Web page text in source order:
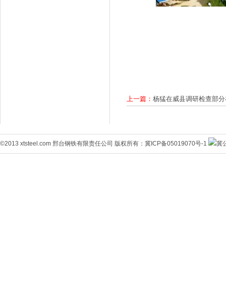
上一篇： 杨猛在威县调研检查部
©2013 xtsteel.com 邢台钢铁有限责任公司 版权所有： 冀ICP备05019070号-1 冀